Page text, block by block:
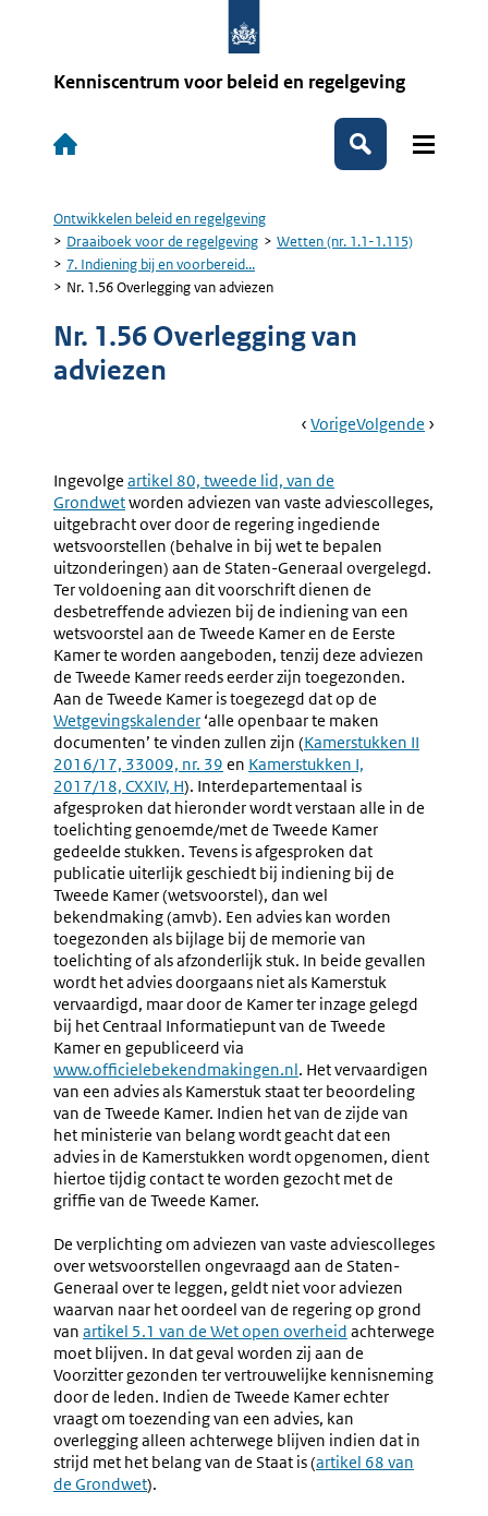
Kenniscentrum voor beleid en regelgeving
Hoofdnavigatie
Zoeken
Kruimelpad
Ontwikkelen beleid en regelgeving
Draaiboek voor de regelgeving
Wetten (nr. 1.1-1.115)
7. Indiening bij en voorbereid...
Nr. 1.56 Overlegging van adviezen
Nr. 1.56 Overlegging van
adviezen
Book
Ga
VorigePagina:
Aan
De
Eerste
Kamer
Ga
Volgende Pagina:
Van
Ingevolge Externe
link:
artikel 80, tweede lid, van de
Grondwetworden adviezen van vaste adviescolleges,
uitgebracht over door de regering ingediende
wetsvoorstellen (behalve in bij wet te bepalen
uitzonderingen) aan de Staten-Generaal overgelegd.
Ter voldoening aan dit voorschrift dienen de
desbetreffende adviezen bij de indiening van een
wetsvoorstel aan de Tweede Kamer en de Eerste
Kamer te worden aangeboden, tenzij deze adviezen
de Tweede Kamer reeds eerder zijn toegezonden.
Aan de Tweede Kamer is toegezegd dat op de
Wetgevingskalender ‘alle openbaar te maken
documenten’ te vinden zullen zijn (Externe
link:
Kamerstukken II
2016/17, 33009, nr. 39 en Externe
link:
Kamerstukken I,
2017/18, CXXIV, H). Interdepartementaal is
afgesproken dat hieronder wordt verstaan alle in de
toelichting genoemde/met de Tweede Kamer
gedeelde stukken. Tevens is afgesproken dat
publicatie uiterlijk geschiedt bij indiening bij de
Tweede Kamer (wetsvoorstel), dan wel
bekendmaking (amvb). Een advies kan worden
toegezonden als bijlage bij de memorie van
toelichting of als afzonderlijk stuk. In beide gevallen
wordt het advies doorgaans niet als Kamerstuk
vervaardigd, maar door de Kamer ter inzage gelegd
bij het Centraal Informatiepunt van de Tweede
Kamer en gepubliceerd via
link:
www.officielebekendmakingen.nl. Het vervaardigen
van een advies als Kamerstuk staat ter beoordeling
van de Tweede Kamer. Indien het van de zijde van
het ministerie van belang wordt geacht dat een
advies in de Kamerstukken wordt opgenomen, dient
hiertoe tijdig contact te worden gezocht met de
griffie van de Tweede Kamer.
De verplichting om adviezen van vaste adviescolleges
over wetsvoorstellen ongevraagd aan de Staten-
Generaal over te leggen, geldt niet voor adviezen
waarvan naar het oordeel van de regering op grond
van Externe
link:
artikel 5.1 van de Wet open overheid achterwege
moet blijven. In dat geval worden zij aan de
Voorzitter gezonden ter vertrouwelijke kennisneming
door de leden. Indien de Tweede Kamer echter
vraagt om toezending van een advies, kan
overlegging alleen achterwege blijven indien dat in
strijd met het belang van de Staat is (Externe
artikel 68 van
de Grondwet).